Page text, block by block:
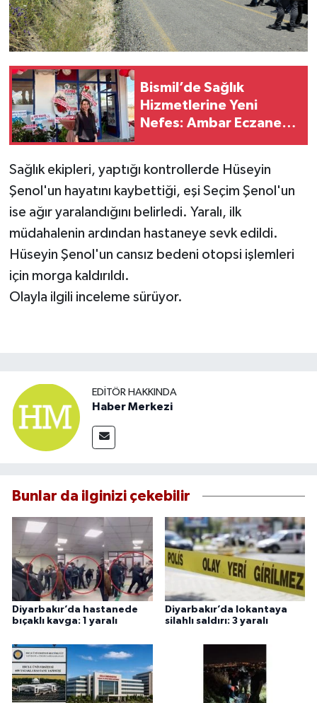
Bismil’de Sağlık
Hizmetlerine Yeni
Nefes: Ambar Eczanesi
Sağlık ekipleri, yaptığı kontrollerde Hüseyin
Şenol'un hayatını kaybettiği, eşi Seçim Şenol'un
ise ağır yaralandığını belirledi. Yaralı, ilk
müdahalenin ardından hastaneye sevk edildi.
Hüseyin Şenol'un cansız bedeni otopsi işlemleri
için morga kaldırıldı.
Olayla ilgili inceleme sürüyor.
EDITÖR HAKKINDA
Haber Merkezi
Bunlar da ilginizi çekebilir
Diyarbakır’da hastanede
bıçaklı kavga: 1 yaralı
Diyarbakır’da lokantaya
silahlı saldırı: 3 yaralı